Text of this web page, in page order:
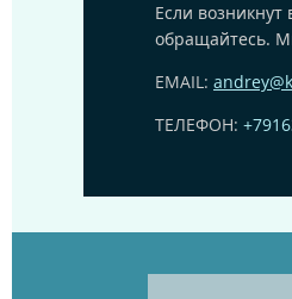
Если возникнут
обращайтесь.
EMAIL:
ТЕЛЕФОН: